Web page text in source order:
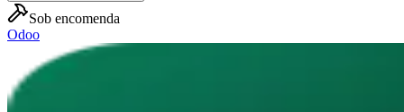
Sob encomenda
Odoo